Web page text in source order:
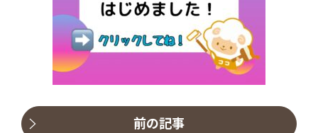
前の記事